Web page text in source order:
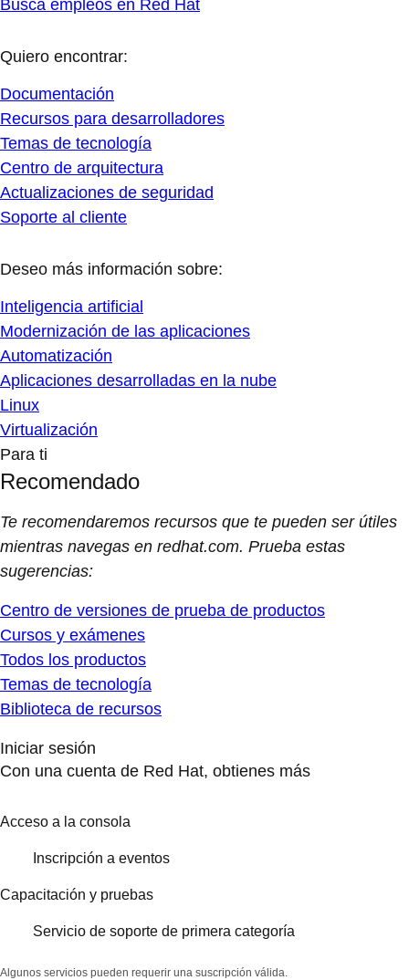
Busca empleos en Red Hat
Quiero encontrar:
Documentación
Recursos para desarrolladores
Temas de tecnología
Centro de arquitectura
Actualizaciones de seguridad
Soporte al cliente
Deseo más información sobre:
Inteligencia artificial
Modernización de las aplicaciones
Automatización
Aplicaciones desarrolladas en la nube
Linux
Virtualización
Para ti
Recomendado
Te recomendaremos recursos que te pueden ser útiles
mientras navegas en redhat.com. Prueba estas
sugerencias:
Centro de versiones de prueba de productos
Cursos y exámenes
Todos los productos
Temas de tecnología
Biblioteca de recursos
Iniciar sesión
Con una cuenta de Red Hat, obtienes más
Acceso a la consola
Inscripción a eventos
Capacitación y pruebas
Servicio de soporte de primera categoría
Algunos servicios pueden requerir una suscripción válida.